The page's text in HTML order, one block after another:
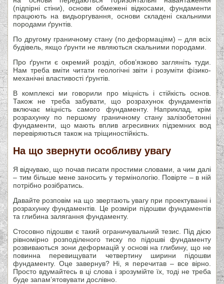
(підпірні стіни), основи обмежені відкосами, фундаменти
працюють на видьоргування, основи складені скальними
породами ґрунтів.
По другому граничному стану (по деформаціям) – для всіх
будівель, якщо ґрунти не являються скальними породами.
Про ґрунти є окремий розділ, обов’язково загляніть туди.
Нам треба вміти читати геологічні звіти і розуміти фізико-
механічні властивості ґрунтів.
В комплексі ми говорили про міцність і стійкість основ.
Також не треба забувати, що розрахунок фундаментів
включає міцність самого фундаменту. Наприклад, крім
розрахунку по першому граничному стану залізобетонні
фундаменти, що мають вплив агресивних підземних вод
перевіряються також на тріщиностійкість.
На що звернути особливу увагу
Я відчуваю, що почав писати простими словами, а чим далі
– тим більше мене заносить у термінологію. Повірте – в ній
потрібно розібратись.
Давайте розповім на що звертають увагу при проектуванні і
розрахунку фундаментів. Це розміри підошви фундаментів
та глибина залягання фундаменту.
Стосовно підошви є такий ограничувальний тезис. Під дією
рівномірно розподіленого тиску по підошві фундаменту
розвиваються зони деформацій у основі на глибину, що не
повинна перевищувати четвертину ширини підошви
фундаменту. Оце завернув? Ні, я перечитав – все вірно.
Просто вдумайтесь в ці слова і зрозумійте їх, тоді не треба
буде запам’ятовувати дослівно.